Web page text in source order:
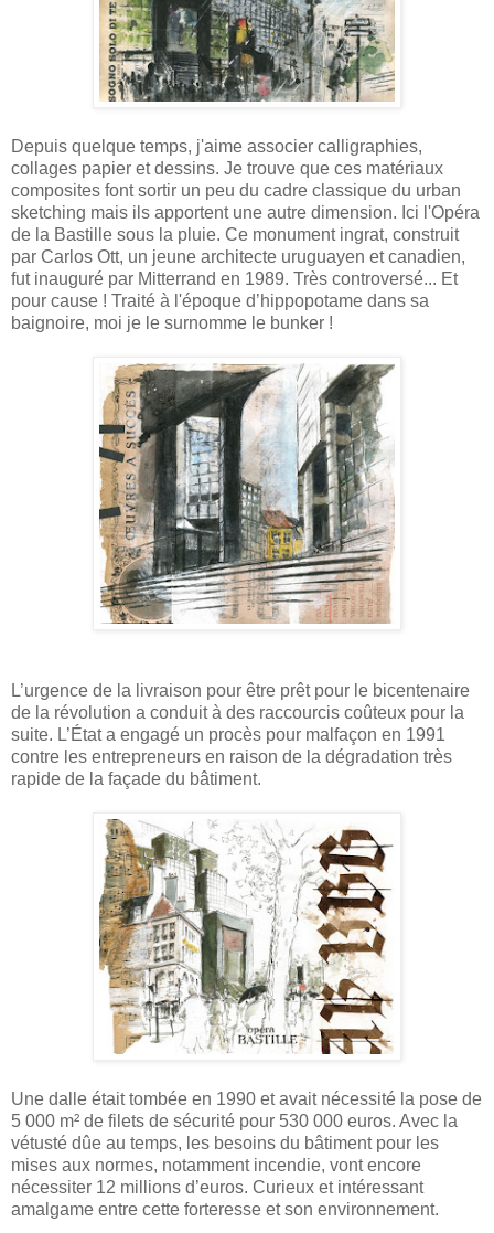
Depuis quelque temps, j'aime associer calligraphies,
collages papier et dessins. Je trouve que ces matériaux
composites font sortir un peu du cadre classique du urban
sketching mais ils apportent une autre dimension. Ici l'Opéra
de la Bastille sous la pluie. Ce monument ingrat, construit
par Carlos Ott, un jeune architecte uruguayen et canadien,
fut inauguré par Mitterrand en 1989. Très controversé... Et
pour cause ! Traité à l'époque d’hippopotame dans sa
baignoire, moi je le surnomme le bunker !
L’urgence de la livraison pour être prêt pour le bicentenaire
de la révolution a conduit à des raccourcis coûteux pour la
suite. L’État a engagé un procès pour malfaçon en 1991
contre les entrepreneurs en raison de la dégradation très
rapide de la façade du bâtiment.
Une dalle était tombée en 1990 et avait nécessité la pose de
5 000 m² de filets de sécurité pour 530 000 euros. Avec la
vétusté dûe au temps, les besoins du bâtiment pour les
mises aux normes, notamment incendie, vont encore
nécessiter 12 millions d’euros. Curieux et intéressant
amalgame entre cette forteresse et son environnement.